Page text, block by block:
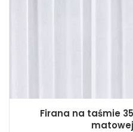
Firana na taśmie